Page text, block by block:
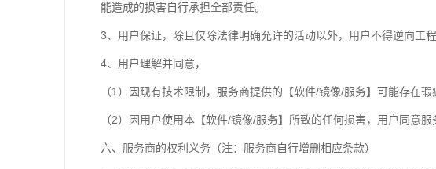
能造成的损害自行承担全部责任。
3、用户保证，除且仅除法律明确允许的活动以外，用户不得逆向工
4、用户理解并同意，
（1）因现有技术限制，服务商提供的【软件/镜像/服务】可能存在
（2）因用户使用本【软件/镜像/服务】所致的任何损害，用户同意服
六、服务商的权利义务（注：服务商自行增删相应条款）